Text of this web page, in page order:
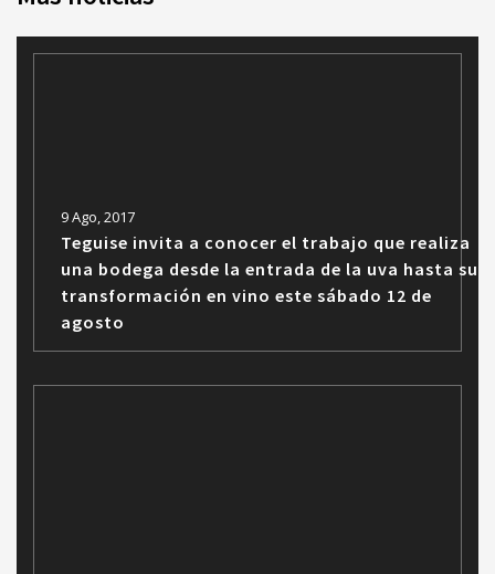
9 Ago, 2017
Teguise invita a conocer el trabajo que realiza
una bodega desde la entrada de la uva hasta su
transformación en vino este sábado 12 de
agosto